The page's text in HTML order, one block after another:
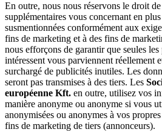
En outre, nous nous réservons le droit
supplémentaires vous concernant en
susmentionnées conformément aux
fins de marketing et à des fins de
nous efforçons de garantir que seules
intéressent vous parviennent réellement
surchargé de publicités inutiles. Les
seront pas transmises à des tiers. Les
européenne Kft. en outre, utilisez vos
manière anonyme ou anonyme si vous
anonymisées ou anonymes à vos
fins de marketing de tiers (annonceurs).